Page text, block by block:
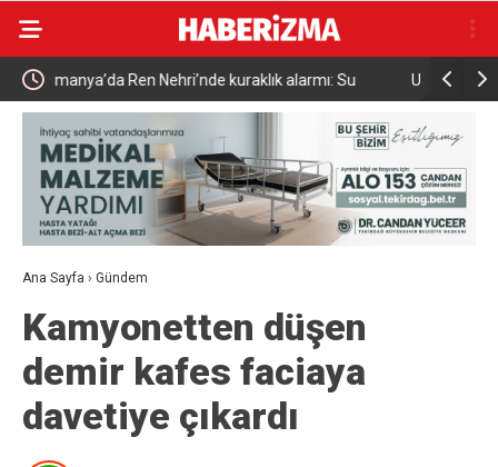
Uludağ’da çıkan orman yangını söndürüldü MGK 6
Güvenlik
Ana Sayfa › Gündem
Kamyonetten düşen
demir kafes faciaya
davetiye çıkardı